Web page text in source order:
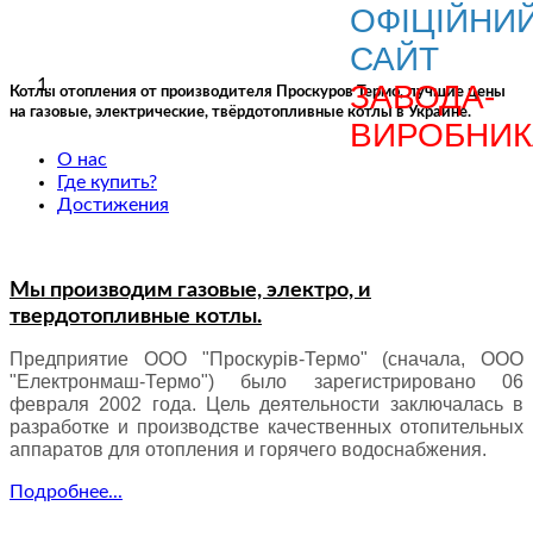
САЙТ
ЗАВОДА-
Котлы отопления от производителя Проскуров Термо, лучшие цены
на газовые, электрические, твёрдотопливные котлы в Украине.
О нас
Где купить?
Достижения
Мы производим газовые, электро, и
твердотопливные котлы.
Предприятие ООО "Проскурів-Термо" (сначала, ООО
"Електронмаш-Термо") было зарегистрировано 06
февраля 2002 года. Цель деятельности заключалась в
разработке и производстве качественных отопительных
аппаратов для отопления и горячего водоснабжения.
Подробнее...